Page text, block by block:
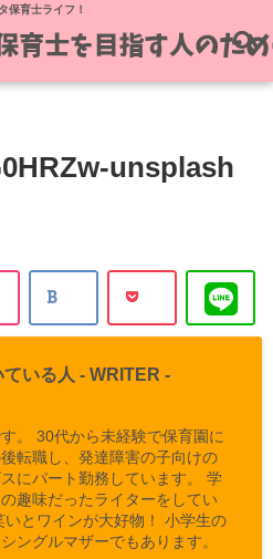
保育士ライフ！
unsplash
ている人 - WRITER -
。 30代から未経験で保育園に
転職し、発達障害の子向けの
にパート勤務しています。 学
趣味だったライターをしてい
いとワインが大好物！ 小学生の
ングルマザーでもあります。